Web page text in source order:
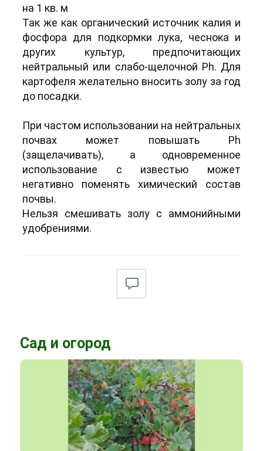
на 1 кв. м
Так же как органический источник калия и
фосфора для подкормки лука, чеснока и
других культур, предпочитающих
нейтральный или слабо-щелочной Ph. Для
картофеля желательно вносить золу за год
до посадки.
При частом использовании на нейтральных
почвах может повышать Ph
(защелачивать), а одновременное
использование с известью может
негативно поменять химический состав
почвы.
Нельзя смешивать золу с аммонийными
удобрениями.
Сад и огород